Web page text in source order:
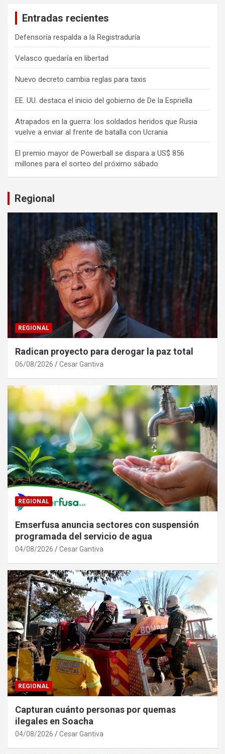
Entradas recientes
Defensoría respalda a la Registraduría
Velasco quedaría en libertad
Nuevo decreto cambia reglas para taxis
EE. UU. destaca el inicio del gobierno de De la Espriella
Atrapados en la guerra: los soldados heridos que Rusia
vuelve a enviar al frente de batalla con Ucrania
El premio mayor de Powerball se dispara a US$ 856
millones para el sorteo del próximo sábado
Regional
REGIONAL
Radican proyecto para derogar la paz total
06/08/2026 Cesar Gantiva
REGIONAL
Emserfusa anuncia sectores con suspensión
programada del servicio de agua
04/08/2026 Cesar Gantiva
REGIONAL
Capturan cuánto personas por quemas
ilegales en Soacha
04/08/2026 Cesar Gantiva